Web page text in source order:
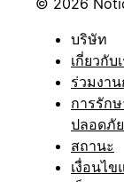
© 2026
บริษัท
เกี่ยวกับ
ร่วมงาน
การรัก
ปลอดภัย
สถานะ
เงื่อนไ